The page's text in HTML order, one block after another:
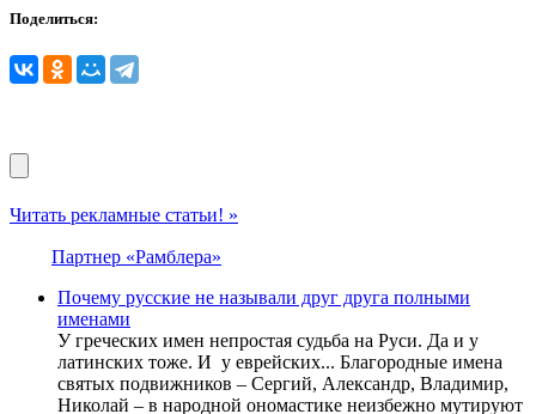
Поделиться:
Читать рекламные статьи! »
Партнер «Рамблера»
Почему русские не называли друг друга полными
именами
У греческих имен непростая судьба на Руси. Да и у
латинских тоже. И у еврейских... Благородные имена
святых подвижников – Сергий, Александр, Владимир,
Николай – в народной ономастике неизбежно мутируют